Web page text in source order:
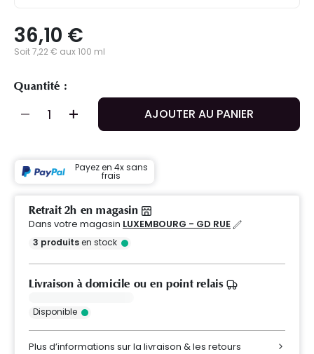
36,10 €
Soit 7,22 € aux 100 ml
Quantité :
AJOUTER AU PANIER
Payez en 4x sans
frais
Retrait 2h en magasin
Dans votre magasin LUXEMBOURG - GD RUE
3 produitsen stock
Livraison à domicile ou en point relais
Disponible
Plus d’informations sur la livraison & les retours